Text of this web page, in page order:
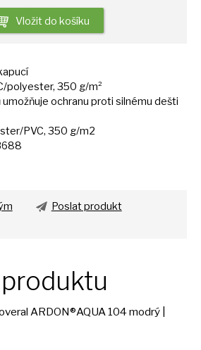
Vložit do košíku
polyester, 350 g/m²
ochranu proti silnému dešti
PVC, 350 g/m2
Poslat produkt
ARDON®AQUA 104 modrý |